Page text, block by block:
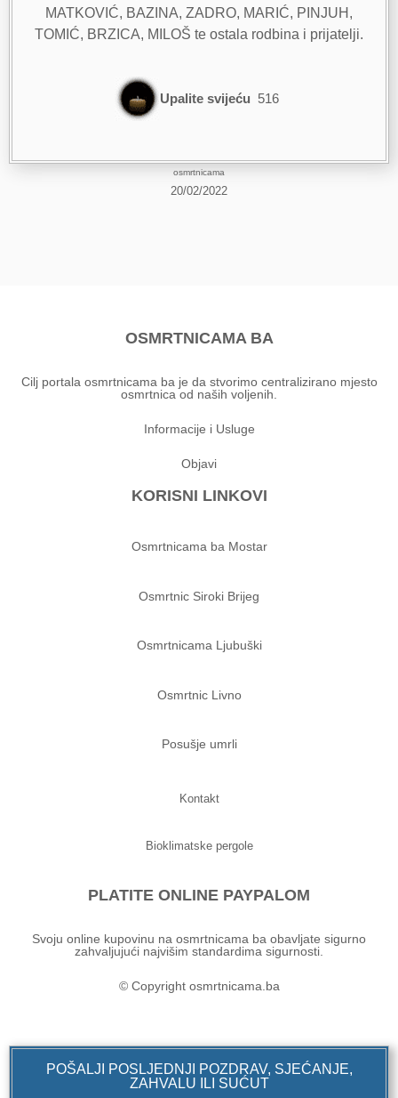
MATKOVIĆ, BAZINA, ZADRO, MARIĆ, PINJUH,
TOMIĆ, BRZICA, MILOŠ te ostala rodbina i prijatelji.
Upalite svijeću 516
osmrtnicama
20/02/2022
POŠALJI POSLJEDNJI POZDRAV, SJEĆANJE,
ZAHVALU ILI SUĆUT
OSMRTNICAMA BA
Cilj portala osmrtnicama ba je da stvorimo centralizirano mjesto
osmrtnica od naših voljenih.
Informacije i Usluge
Objavi
KORISNI LINKOVI
Osmrtnicama ba Mostar
Osmrtnic Siroki Brijeg
Osmrtnicama Ljubuški
Osmrtnic Livno
Posušje umrli
Kontakt
Bioklimatske pergole
PLATITE ONLINE PAYPALOM
Svoju online kupovinu na osmrtnicama ba obavljate sigurno
zahvaljujući najvišim standardima sigurnosti.
© Copyright osmrtnicama.ba